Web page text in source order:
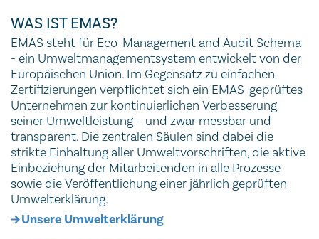
WAS IST EMAS?
EMAS steht für Eco-Management and Audit Schema
- ein Umweltmanagementsystem entwickelt von der
Europäischen Union. Im Gegensatz zu einfachen
Zertifizierungen verpflichtet sich ein EMAS-geprüftes
Unternehmen zur kontinuierlichen Verbesserung
seiner Umweltleistung – und zwar messbar und
transparent. Die zentralen Säulen sind dabei die
strikte Einhaltung aller Umweltvorschriften, die aktive
Einbeziehung der Mitarbeitenden in alle Prozesse
sowie die Veröffentlichung einer jährlich geprüften
Umwelterklärung.
Unsere Umwelterklärung